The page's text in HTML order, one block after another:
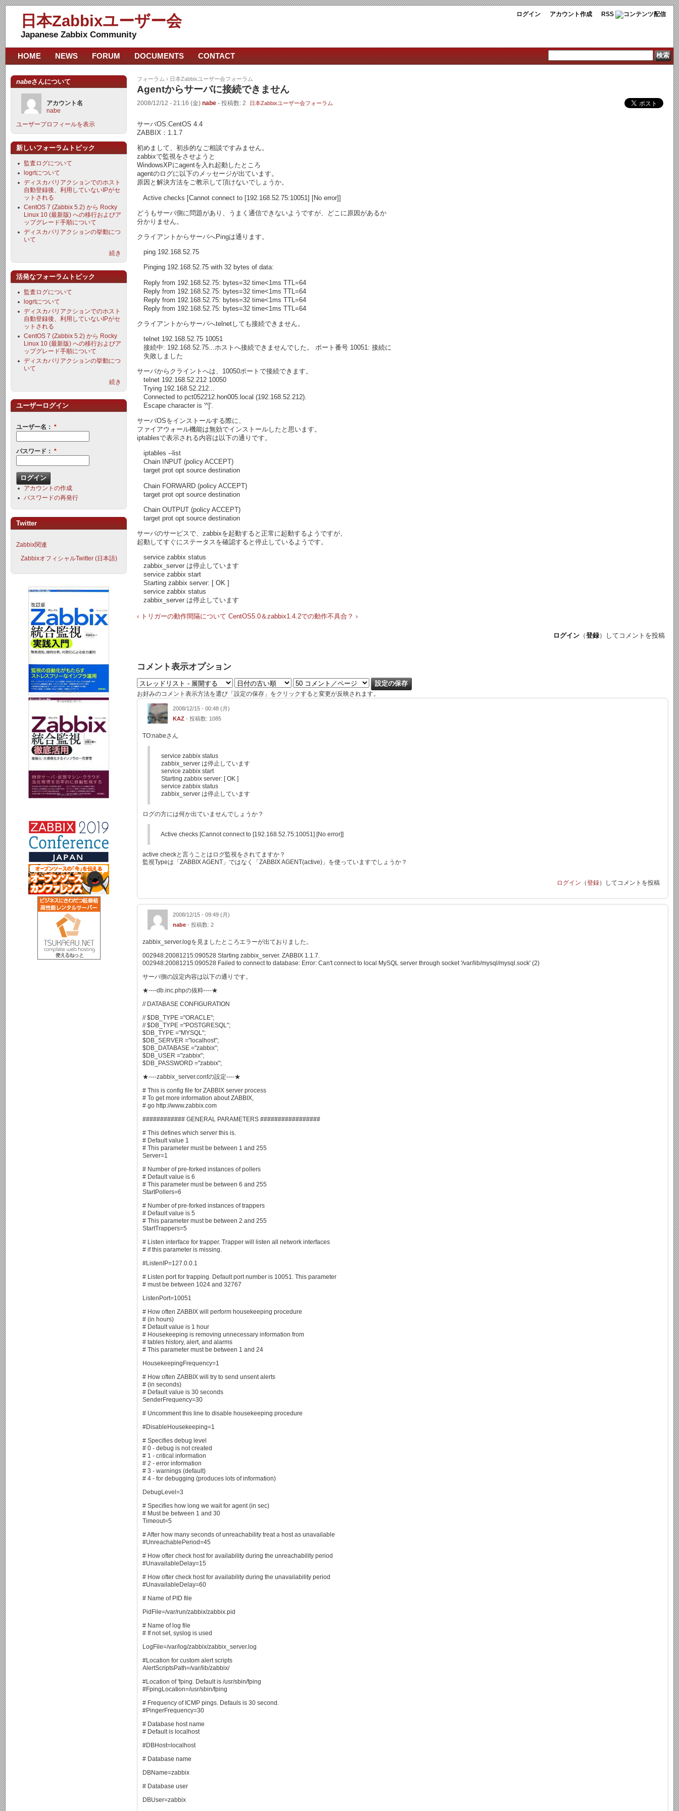
ログイン アカウント作成 RSS
日本Zabbixユーザー会
Japanese Zabbix Community
フォーラム › 日本Zabbixユーザー会フォーラム
Agentからサーバに接続できません
2008/12/12 - 21:16 (金) nabe - 投稿数: 2 日本Zabbixユーザー会フォーラム
サーバOS:CentOS 4.4
ZABBIX：1.1.7
初めまして、初歩的なご相談ですみません。
zabbixで監視をさせようと
WindowsXPにagentを入れ起動したところ
agentのログに以下のメッセージが出ています。
原因と解決方法をご教示して頂けないでしょうか。
Active checks [Cannot connect to [192.168.52.75:10051] [No error]]
どうもサーバ側に問題があり、うまく通信できないようですが、どこに原因があるか
分かりません。
クライアントからサーバへPingは通ります。
ping 192.168.52.75
Pinging 192.168.52.75 with 32 bytes of data:
Reply from 192.168.52.75: bytes=32 time<1ms TTL=64
Reply from 192.168.52.75: bytes=32 time<1ms TTL=64
Reply from 192.168.52.75: bytes=32 time<1ms TTL=64
Reply from 192.168.52.75: bytes=32 time<1ms TTL=64
クライアントからサーバへtelnetしても接続できません。
telnet 192.168.52.75 10051
接続中: 192.168.52.75...ホストへ接続できませんでした。 ポート番号 10051: 接続に
失敗しました
サーバからクライントへは、10050ポートで接続できます。
telnet 192.168.52.212 10050
Trying 192.168.52.212...
Connected to pct052212.hon005.local (192.168.52.212).
Escape character is '^]'.
サーバOSをインストールする際に、
ファイアウォール機能は無効でインストールしたと思います。
iptablesで表示される内容は以下の通りです。
iptables --list
Chain INPUT (policy ACCEPT)
target prot opt source destination
Chain FORWARD (policy ACCEPT)
target prot opt source destination
Chain OUTPUT (policy ACCEPT)
target prot opt source destination
サーバのサービスで、zabbixを起動すると正常に起動するようですが、
起動してすぐにステータスを確認すると停止しているようです。
service zabbix status
zabbix_server は停止しています
service zabbix start
Starting zabbix server: [ OK ]
service zabbix status
zabbix_server は停止しています
‹ トリガーの動作間隔について CentOS5.0＆zabbix1.4.2での動作不具合？ ›
ログイン （登録）してコメントを投稿
コメント表示オプション
お好みのコメント表示方法を選び「設定の保存」をクリックすると変更が反映されます。
2008/12/15 - 00:48 (月)
KAZ - 投稿数: 1085
TO:nabeさん
service zabbix status
zabbix_server は停止しています
service zabbix start
Starting zabbix server: [ OK ]
service zabbix status
zabbix_server は停止しています
ログの方には何か出ていませんでしょうか？
Active checks [Cannot connect to [192.168.52.75:10051] [No error]]
active checkと言うことはログ監視をされてますか？
監視Typeは「ZABBIX AGENT」ではなく「ZABBIX AGENT(active)」を使っていますでしょうか？
ログイン （登録）してコメントを投稿
2008/12/15 - 09:49 (月)
nabe - 投稿数: 2
zabbix_server.logを見ましたところエラーが出ておりました。
002948:20081215:090528 Starting zabbix_server. ZABBIX 1.1.7.
002948:20081215:090528 Failed to connect to database: Error: Can't connect to local MySQL server through socket '/var/lib/mysql/mysql.sock' (2)
サーバ側の設定内容は以下の通りです。
★----db.inc.phpの抜粋----★
// DATABASE CONFIGURATION
// $DB_TYPE ="ORACLE";
// $DB_TYPE ="POSTGRESQL";
$DB_TYPE ="MYSQL";
$DB_SERVER ="localhost";
$DB_DATABASE ="zabbix";
$DB_USER ="zabbix";
$DB_PASSWORD ="zabbix";
★----zabbix_server.confの設定----★
# This is config file for ZABBIX server process
# To get more information about ZABBIX,
# go http://www.zabbix.com
############ GENERAL PARAMETERS #################
# This defines which server this is.
# Default value 1
# This parameter must be between 1 and 255
Server=1
# Number of pre-forked instances of pollers
# Default value is 6
# This parameter must be between 6 and 255
StartPollers=6
# Number of pre-forked instances of trappers
# Default value is 5
# This parameter must be between 2 and 255
StartTrappers=5
# Listen interface for trapper. Trapper will listen all network interfaces
# if this parameter is missing.
#ListenIP=127.0.0.1
# Listen port for trapping. Default port number is 10051. This parameter
# must be between 1024 and 32767
ListenPort=10051
# How often ZABBIX will perform housekeeping procedure
# (in hours)
# Default value is 1 hour
# Housekeeping is removing unnecessary information from
# tables history, alert, and alarms
# This parameter must be between 1 and 24
HousekeepingFrequency=1
# How often ZABBIX will try to send unsent alerts
# (in seconds)
# Default value is 30 seconds
SenderFrequency=30
# Uncomment this line to disable housekeeping procedure
#DisableHousekeeping=1
# Specifies debug level
# 0 - debug is not created
# 1 - critical information
# 2 - error information
# 3 - warnings (default)
# 4 - for debugging (produces lots of information)
DebugLevel=3
# Specifies how long we wait for agent (in sec)
# Must be between 1 and 30
Timeout=5
# After how many seconds of unreachability treat a host as unavailable
#UnreachablePeriod=45
# How ofter check host for availability during the unreachability period
#UnavailableDelay=15
# How ofter check host for availability during the unavailability period
#UnavailableDelay=60
# Name of PID file
PidFile=/var/run/zabbix/zabbix.pid
# Name of log file
# If not set, syslog is used
LogFile=/var/log/zabbix/zabbix_server.log
#Location for custom alert scripts
AlertScriptsPath=/var/lib/zabbix/
#Location of 'fping. Default is /usr/sbin/fping
#FpingLocation=/usr/sbin/fping
# Frequency of ICMP pings. Defauls is 30 second.
#PingerFrequency=30
# Database host name
# Default is localhost
#DBHost=localhost
# Database name
DBName=zabbix
# Database user
DBUser=zabbix
HOME NEWS FORUM DOCUMENTS CONTACT
nabeさんについて
アカウント名
nabe
ユーザープロフィールを表示
新しいフォーラムトピック
監査ログについて
logrtについて
ディスカバリアクションでのホスト
自動登録後、利用していないIPがセ
ットされる
CentOS 7 (Zabbix 5.2) から Rocky
Linux 10 (最新版) への移行およびア
ップグレード手順について
ディスカバリアクションの挙動につ
いて
続き
活発なフォーラムトピック
監査ログについて
logrtについて
ディスカバリアクションでのホスト
自動登録後、利用していないIPがセ
ットされる
CentOS 7 (Zabbix 5.2) から Rocky
Linux 10 (最新版) への移行およびア
ップグレード手順について
ディスカバリアクションの挙動につ
いて
続き
ユーザーログイン
ユーザー名： *
パスワード： *
アカウントの作成
パスワードの再発行
Twitter
Zabbix関連
ZabbixオフィシャルTwitter (日本語)